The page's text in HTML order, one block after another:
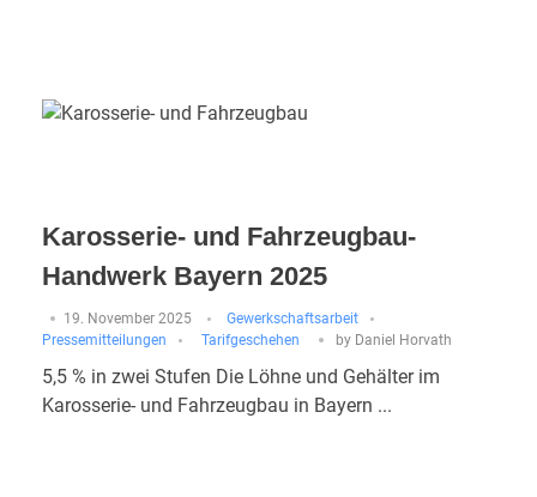
Karosserie- und Fahrzeugbau-
Handwerk Bayern 2025
19. November 2025
Gewerkschaftsarbeit
Pressemitteilungen
Tarifgeschehen by Daniel Horvath
5,5 % in zwei Stufen Die Löhne und Gehälter im
Karosserie- und Fahrzeugbau in Bayern ...